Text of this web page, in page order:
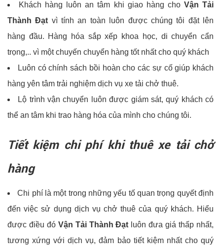
Khách hàng luôn an tâm khi giao hàng cho Vận Tải
Thành Đạt vì tính an toàn luôn được chúng tôi đặt lên
hàng đầu. Hàng hóa sắp xếp khoa học, di chuyển cẩn
trọng,.. vì một chuyến chuyển hàng tốt nhất cho quý khách
Luôn có chính sách bồi hoàn cho các sự cố giúp khách
hàng yên tâm trải nghiệm dịch vụ xe tải chở thuê.
Lộ trình vận chuyển luôn được giám sát, quý khách có
thể an tâm khi trao hàng hóa của mình cho chúng tôi.
Tiết kiệm chi phí khi thuê xe tải chở
hàng
Chi phí là một trong những yếu tố quan trọng quyết định
đến việc sử dụng dịch vụ chở thuê của quý khách. Hiểu
được điều đó Vận Tải Thành Đạt luôn đưa giá thấp nhất,
tương xứng với dịch vụ, đảm bảo tiết kiệm nhất cho quý